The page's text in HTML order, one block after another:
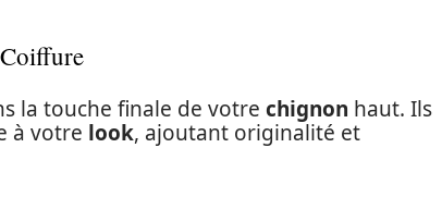
la touche finale de votre chignon haut. Ils
à votre look, ajoutant originalité et